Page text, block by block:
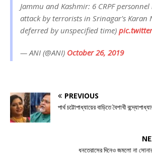
Jammu and Kashmir: 6 CRPF
attack by terrorists in Srinagar's Karan
deferred by unspecified time)
— ANI (@ANI) October 26, 2019
PREVIOUS
পার্থ চট্টোপাধ্যায়ের বাড়িতে বৈশাখী
ধনতেরাসের দিনেও জমলো না